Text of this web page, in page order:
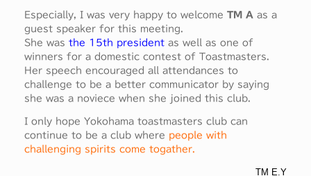
Especially, I was very happy to welcome TM A as a
guest speaker for this meeting.
She was the 15th president as well as one of
winners for a domestic contest of Toastmasters.
Her speech encouraged all attendances to
challenge to be a better communicator by saying
she was a noviece when she joined this club.
I only hope Yokohama toastmasters club can
continue to be a club where people with
challenging spirits come togather.
TM E.Y